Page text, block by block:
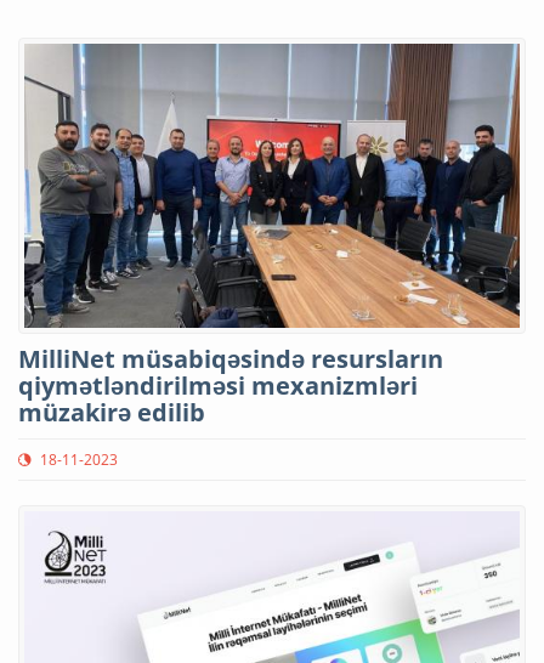
MilliNet müsabiqəsində resursların
qiymətləndirilməsi mexanizmləri
müzakirə edilib
18-11-2023